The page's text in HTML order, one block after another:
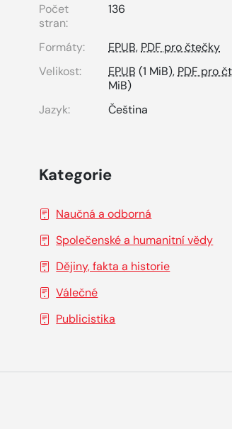
Počet
stran:
136
Formáty: EPUB, PDF pro čtečky
Velikost:
EPUB (1 MiB), PDF pro
MiB)
Jazyk:
Čeština
Kategorie
Naučná a odborná
Společenské a humanitní vědy
Dějiny, fakta a historie
Válečné
Publicistika